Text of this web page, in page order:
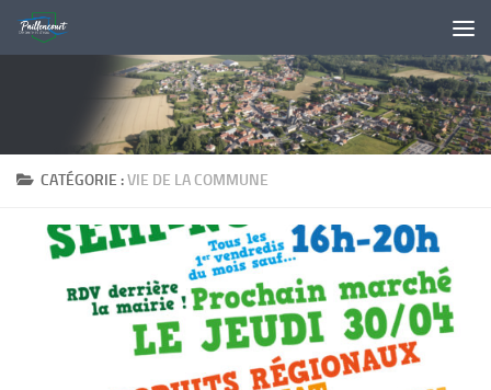
Skip to content
CATÉGORIE :VIE DE LA COMMUNE